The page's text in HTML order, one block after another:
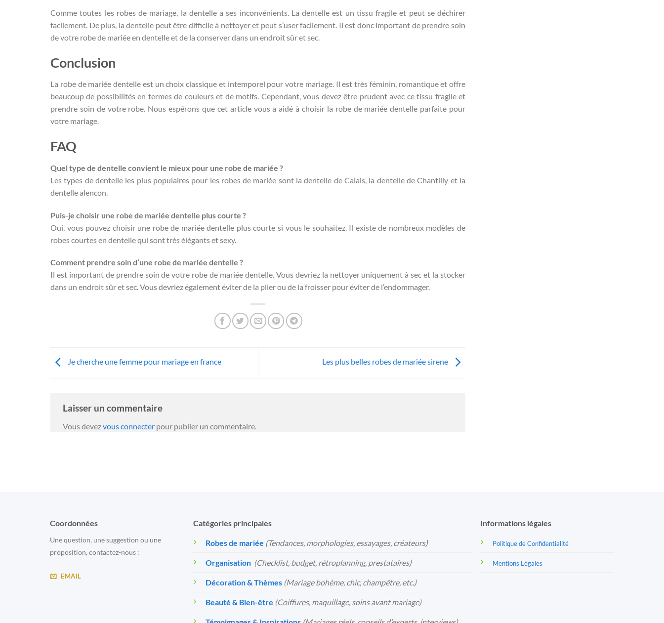
Comme toutes les robes de mariage, la dentelle a ses inconvénients. La dentelle est un tissu fragile et peut se déchirer
facilement. De plus, la dentelle peut être difficile à nettoyer et peut s’user facilement. Il est donc important de prendre soin
de votre robe de mariée en dentelle et de la conserver dans un endroit sûr et sec.
Conclusion
La robe de mariée dentelle est un choix classique et intemporel pour votre mariage. Il est très féminin, romantique et offre
beaucoup de possibilités en termes de couleurs et de motifs. Cependant, vous devez être prudent avec ce tissu fragile et
prendre soin de votre robe. Nous espérons que cet article vous a aidé à choisir la robe de mariée dentelle parfaite pour
votre mariage.
FAQ
Quel type de dentelle convient le mieux pour une robe de mariée ?
Les types de dentelle les plus populaires pour les robes de mariée sont la dentelle de Calais, la dentelle de Chantilly et la
dentelle alencon.
Puis-je choisir une robe de mariée dentelle plus courte ?
Oui, vous pouvez choisir une robe de mariée dentelle plus courte si vous le souhaitez. Il existe de nombreux modèles de
robes courtes en dentelle qui sont très élégants et sexy.
Comment prendre soin d’une robe de mariée dentelle ?
Il est important de prendre soin de votre robe de mariée dentelle. Vous devriez la nettoyer uniquement à sec et la stocker
dans un endroit sûr et sec. Vous devriez également éviter de la plier ou de la froisser pour éviter de l’endommager.
Je cherche une femme pour mariage en france Les plus belles robes de mariée sirene
Laisser un commentaire
Vous devezvous connecter pour publier un commentaire.
Coordonnées
Une question, une suggestion ou une
proposition, contactez-nous :
EMAIL
Catégories principales
Robes de mariée (Tendances, morphologies, essayages, créateurs)
Organisation (Checklist, budget, rétroplanning, prestataires)
Décoration & Thèmes (Mariage bohème, chic, champêtre, etc.)
Beauté & Bien-être (Coiffures, maquillage, soins avant mariage)
Informations légales
Politique de Confidentialité
Mentions Légales